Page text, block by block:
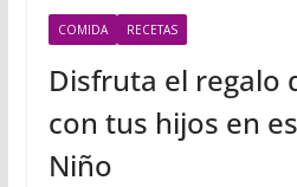
COMIDA RECETAS
Disfruta el regalo
con tus hijos en
Niño